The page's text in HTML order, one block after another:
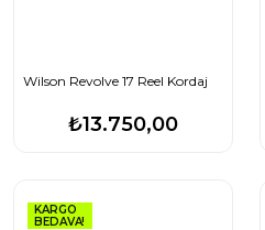
Wilson Revolve 17 Reel Kordaj
₺13.750,00
KARGO
BEDAVA!